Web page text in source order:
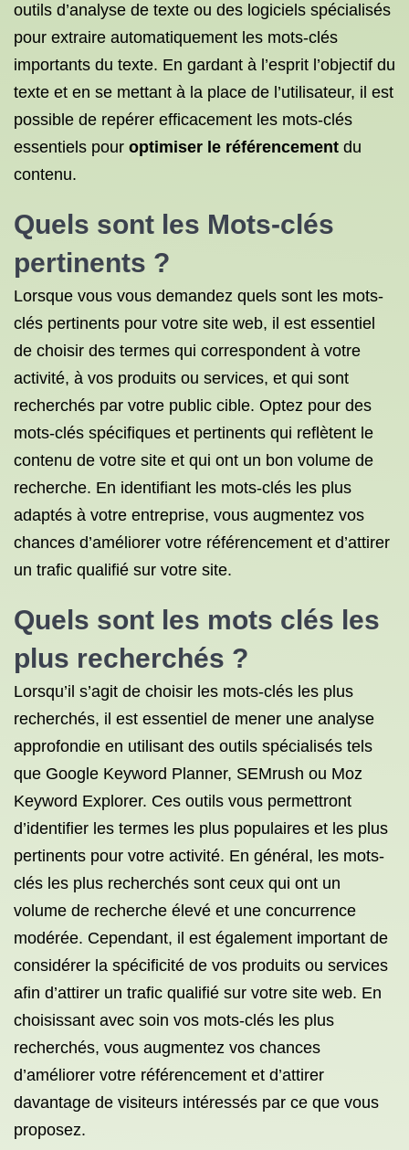
outils d’analyse de texte ou des logiciels spécialisés
pour extraire automatiquement les mots-clés
importants du texte. En gardant à l’esprit l’objectif du
texte et en se mettant à la place de l’utilisateur, il est
possible de repérer efficacement les mots-clés
essentiels pour optimiser le référencement du
contenu.
Quels sont les Mots-clés
pertinents ?
Lorsque vous vous demandez quels sont les mots-
clés pertinents pour votre site web, il est essentiel
de choisir des termes qui correspondent à votre
activité, à vos produits ou services, et qui sont
recherchés par votre public cible. Optez pour des
mots-clés spécifiques et pertinents qui reflètent le
contenu de votre site et qui ont un bon volume de
recherche. En identifiant les mots-clés les plus
adaptés à votre entreprise, vous augmentez vos
chances d’améliorer votre référencement et d’attirer
un trafic qualifié sur votre site.
Quels sont les mots clés les
plus recherchés ?
Lorsqu’il s’agit de choisir les mots-clés les plus
recherchés, il est essentiel de mener une analyse
approfondie en utilisant des outils spécialisés tels
que Google Keyword Planner, SEMrush ou Moz
Keyword Explorer. Ces outils vous permettront
d’identifier les termes les plus populaires et les plus
pertinents pour votre activité. En général, les mots-
clés les plus recherchés sont ceux qui ont un
volume de recherche élevé et une concurrence
modérée. Cependant, il est également important de
considérer la spécificité de vos produits ou services
afin d’attirer un trafic qualifié sur votre site web. En
choisissant avec soin vos mots-clés les plus
recherchés, vous augmentez vos chances
d’améliorer votre référencement et d’attirer
davantage de visiteurs intéressés par ce que vous
proposez.